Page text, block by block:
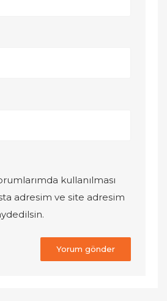
kullanılması
adresim ve site adresim